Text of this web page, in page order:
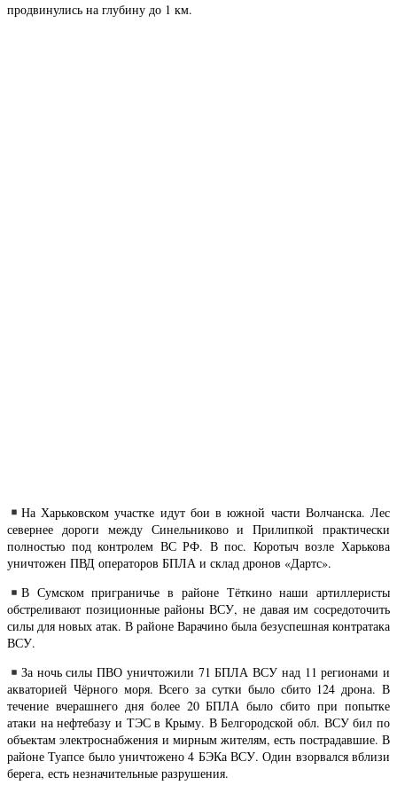
продвинулись на глубину до 1 км.
На Харьковском участке идут бои в южной части Волчанска. Лес
севернее дороги между Синельниково и Прилипкой практически
полностью под контролем ВС РФ. В пос. Коротыч возле Харькова
уничтожен ПВД операторов БПЛА и склад дронов «Дартс».
В Сумском приграничье в районе Тёткино наши артиллеристы
обстреливают позиционные районы ВСУ, не давая им сосредоточить
силы для новых атак. В районе Варачино была безуспешная контратака
ВСУ.
За ночь силы ПВО уничтожили 71 БПЛА ВСУ над 11 регионами и
акваторией Чёрного моря. Всего за сутки было сбито 124 дрона. В
течение вчерашнего дня более 20 БПЛА было сбито при попытке
атаки на нефтебазу и ТЭС в Крыму. В Белгородской обл. ВСУ бил по
объектам электроснабжения и мирным жителям, есть пострадавшие. В
районе Туапсе было уничтожено 4 БЭКа ВСУ. Один взорвался вблизи
берега, есть незначительные разрушения.